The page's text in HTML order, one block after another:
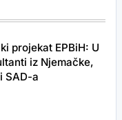
projekat EPBiH: U
iz Njemačke,
SAD-a